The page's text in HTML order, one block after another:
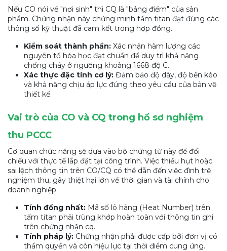
Nếu CO nói về "nơi sinh" thì CQ là "bảng điểm" của sản
phẩm. Chứng nhận này chứng minh tấm titan đạt đúng các
thông số kỹ thuật đã cam kết trong hợp đồng.
Kiểm soát thành phần: Xác nhận hàm lượng các
nguyên tố hóa học đạt chuẩn để duy trì khả năng
chống cháy ở ngưỡng khoảng 1668 độ C.
Xác thực đặc tính cơ lý: Đảm bảo độ dày, độ bền kéo
và khả năng chịu áp lực đúng theo yêu cầu của bản vẽ
thiết kế.
Vai trò của CO và CQ trong hồ sơ nghiệm
thu PCCC
Cơ quan chức năng sẽ dựa vào bộ chứng từ này để đối
chiếu với thực tế lắp đặt tại công trình. Việc thiếu hụt hoặc
sai lệch thông tin trên CO/CQ có thể dẫn đến việc đình trệ
nghiệm thu, gây thiệt hại lớn về thời gian và tài chính cho
doanh nghiệp.
Tính đồng nhất: Mã số lô hàng (Heat Number) trên
tấm titan phải trùng khớp hoàn toàn với thông tin ghi
trên chứng nhận cq.
Tính pháp lý: Chứng nhận phải được cấp bởi đơn vị có
thẩm quyền và còn hiệu lực tại thời điểm cung ứng.